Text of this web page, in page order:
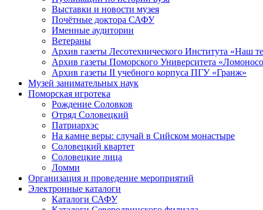
Выставки и новости музея
Почётные доктора САФУ
Именные аудитории
Ветераны
Архив газеты Лесотехнического Института «Наш
Архив газеты Поморского Университета
Архив газеты II учебного корпуса ПГУ «Гранж»
Музей занимательных наук
Поморская игротека
Рождение Соловков
Отряд Соловецкий
Патриархэс
На камне веры: случай в Сийском монастыре
Соловецкий квартет
Соловецкие лица
Ломми
Организация и проведение мероприятий
Электронные каталоги
Каталоги САФУ